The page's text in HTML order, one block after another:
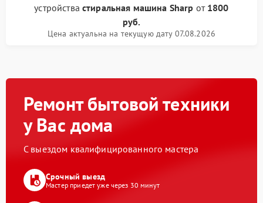
устройства стиральная машина Sharp от 1800
руб.
Цена актуальна на текущую дату 07.08.2026
Ремонт бытовой техники
у Вас дома
С выездом квалифицированного мастера
Срочный выезд
Мастер приедет уже через 30 минут